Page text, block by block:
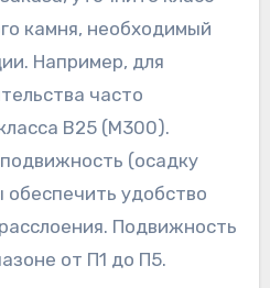
камня, необходимый
Например, для
часто
B25 (М300).
(осадку
обеспечить удобство
Подвижность
от П1 до П5.